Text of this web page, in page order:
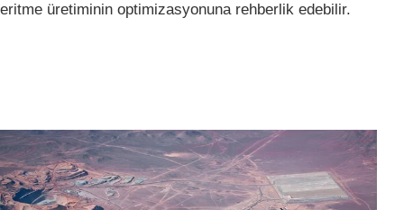
eritme üretiminin optimizasyonuna rehberlik edebilir.